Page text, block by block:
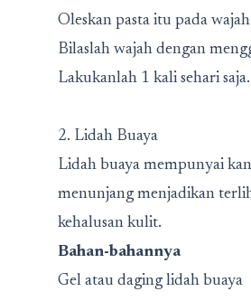
Oleskan pasta itu pada
Bilaslah wajah dengan
Lakukanlah 1 kali sehari saja.
2. Lidah Buaya
Lidah buaya mempunyai
menunjang menjadikan
kehalusan kulit.
Bahan-bahannya
Gel atau daging lidah buaya